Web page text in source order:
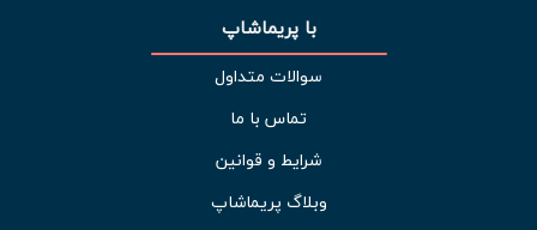
با پریماشاپ
سوالات متداول
تماس با ما
شرایط و قوانین
وبلاگ پریماشاپ